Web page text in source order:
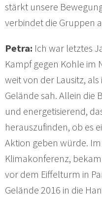
stärkt unsere
verbindet die Gruppen
Petra: Ich war letztes
Kampf gegen Kohle im
weit von der Lausitz,
Gelände sah. Allein die
und energetisierend,
herauszufinden, ob es
Aktion geben würde.
Klimakonferenz,
vor dem Eiffelturm in
Gelände 2016 in die